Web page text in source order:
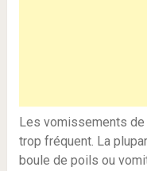
Les vomissements de
trop fréquent. La
boule de poils ou